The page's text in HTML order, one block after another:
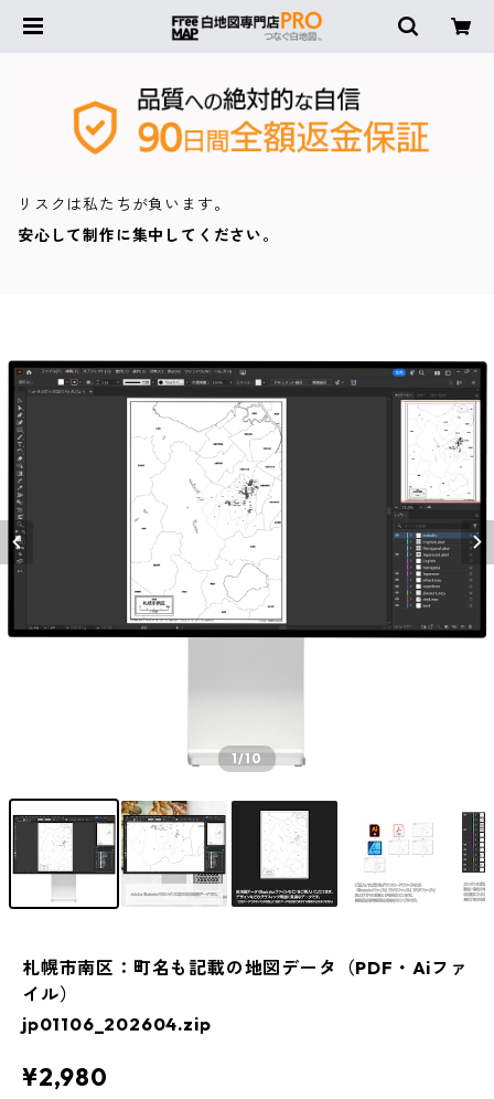
リスクは私たちが負います。
安心して制作に集中してください。
1/10
札幌市南区：町名も記載の地図データ（PDF・Aiファ
イル）
jp01106_202604.zip
¥2,980